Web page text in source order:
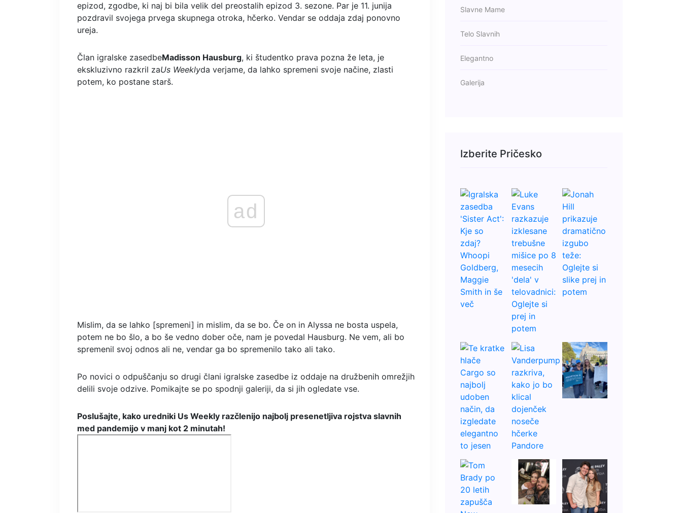
epizod, zgodbe, ki naj bi bila velik del preostalih epizod 3. sezone. Par je 11. junija
pozdravil svojega prvega skupnega otroka, hčerko. Vendar se oddaja zdaj ponovno
ureja.
Član igralske zasedbeMadisson Hausburg, ki študentko prava pozna že leta, je
ekskluzivno razkril zaUs Weeklyda verjame, da lahko spremeni svoje načine, zlasti
potem, ko postane starš.
ad
Mislim, da se lahko [spremeni] in mislim, da se bo. Če on in Alyssa ne bosta uspela,
potem ne bo šlo, a bo še vedno dober oče, nam je povedal Hausburg. Ne vem, ali bo
spremenil svoj odnos ali ne, vendar ga bo spremenilo tako ali tako.
Po novici o odpuščanju so drugi člani igralske zasedbe iz oddaje na družbenih omrežjih
delili svoje odzive. Pomikajte se po spodnji galeriji, da si jih ogledate vse.
Poslušajte, kako uredniki Us Weekly razčlenijo najbolj presenetljiva rojstva slavnih
med pandemijo v manj kot 2 minutah!
Slavne Mame
Telo Slavnih
Elegantno
Galerija
Izberite Pričesko